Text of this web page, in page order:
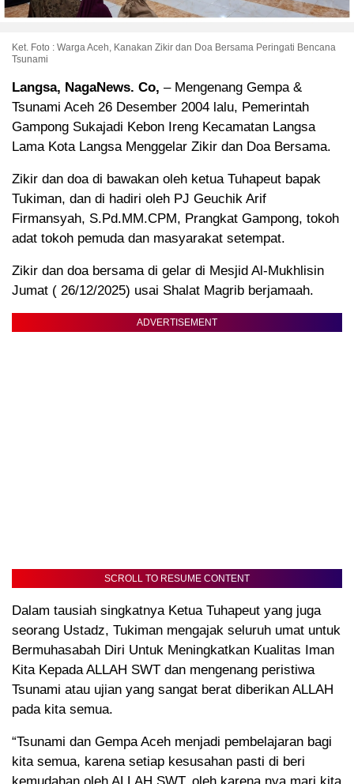
Ket. Foto : Warga Aceh, Kanakan Zikir dan Doa Bersama Peringati Bencana
Tsunami
Langsa, NagaNews. Co, – Mengenang Gempa &
Tsunami Aceh 26 Desember 2004 lalu, Pemerintah
Gampong Sukajadi Kebon Ireng Kecamatan Langsa
Lama Kota Langsa Menggelar Zikir dan Doa Bersama.
Zikir dan doa di bawakan oleh ketua Tuhapeut bapak
Tukiman, dan di hadiri oleh PJ Geuchik Arif
Firmansyah, S.Pd.MM.CPM, Prangkat Gampong, tokoh
adat tokoh pemuda dan masyarakat setempat.
Zikir dan doa bersama di gelar di Mesjid Al-Mukhlisin
Jumat ( 26/12/2025) usai Shalat Magrib berjamaah.
ADVERTISEMENT
SCROLL TO RESUME CONTENT
Dalam tausiah singkatnya Ketua Tuhapeut yang juga
seorang Ustadz, Tukiman mengajak seluruh umat untuk
Bermuhasabah Diri Untuk Meningkatkan Kualitas Iman
Kita Kepada ALLAH SWT dan mengenang peristiwa
Tsunami atau ujian yang sangat berat diberikan ALLAH
pada kita semua.
“Tsunami dan Gempa Aceh menjadi pembelajaran bagi
kita semua, karena setiap kesusahan pasti di beri